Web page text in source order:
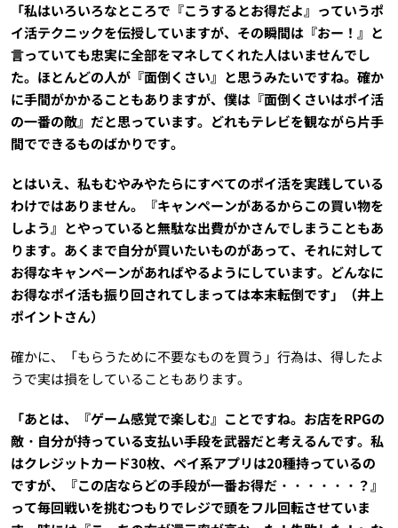
「私はいろいろなところで『こうするとお得だよ』っていうポ
イ活テクニックを伝授していますが、その瞬間は『おー！』と
言っていても忠実に全部をマネしてくれた人はいませんでし
た。ほとんどの人が『面倒くさい』と思うみたいですね。確か
に手間がかかることもありますが、僕は『面倒くさいはポイ活
の一番の敵』だと思っています。どれもテレビを観ながら片手
間でできるものばかりです。
とはいえ、私もむやみやたらにすべてのポイ活を実践している
わけではありません。『キャンペーンがあるからこの買い物を
しよう』とやっていると無駄な出費がかさんでしまうこともあ
ります。あくまで自分が買いたいものがあって、それに対して
お得なキャンペーンがあればやるようにしています。どんなに
お得なポイ活も振り回されてしまっては本末転倒です」（井上
ポイントさん）
確かに、「もらうために不要なものを買う」行為は、得したよ
うで実は損をしていることもあります。
「あとは、『ゲーム感覚で楽しむ』ことですね。お店をRPGの
敵・自分が持っている支払い手段を武器だと考えるんです。私
はクレジットカード30枚、ペイ系アプリは20種持っているの
ですが、『この店ならどの手段が一番お得だ・・・・・・？』
って毎回戦いを挑むつもりでレジで頭をフル回転させていま